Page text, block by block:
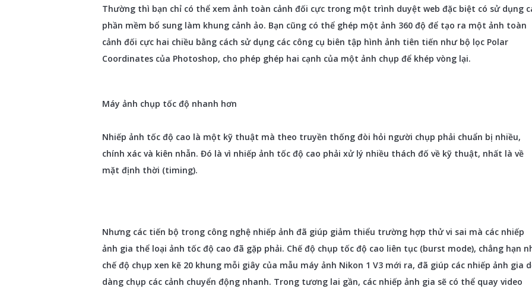
Thường thì bạn chỉ có thể xem ảnh toàn cảnh đối cực trong một trình duyệt web đặc biệt có sử dụng
phần mềm bổ sung làm khung cảnh ảo. Bạn cũng có thể ghép một ảnh 360 độ để tạo ra một ảnh toàn
cảnh đối cực hai chiều bằng cách sử dụng các công cụ biên tập hình ảnh tiên tiến như bộ lọc Polar
Coordinates của Photoshop, cho phép ghép hai cạnh của một ảnh chụp để khép vòng lại.
Máy ảnh chụp tốc độ nhanh hơn
Nhiếp ảnh tốc độ cao là một kỹ thuật mà theo truyền thống đòi hỏi người chụp phải chuẩn bị nhiều,
chính xác và kiên nhẫn. Đó là vì nhiếp ảnh tốc độ cao phải xử lý nhiều thách đố về kỹ thuật, nhất là về
mặt định thời (timing).
Nhưng các tiến bộ trong công nghệ nhiếp ảnh đã giúp giảm thiểu trường hợp thử vi sai mà các nhiếp
ảnh gia thể loại ảnh tốc độ cao đã gặp phải. Chế độ chụp tốc độ cao liên tục (burst mode), chẳng hạn
chế độ chụp xen kẽ 20 khung mỗi giây của mẫu máy ảnh Nikon 1 V3 mới ra, đã giúp các nhiếp ảnh gia
dàng chụp các cảnh chuyển động nhanh. Trong tương lai gần, các nhiếp ảnh gia sẽ có thể quay video